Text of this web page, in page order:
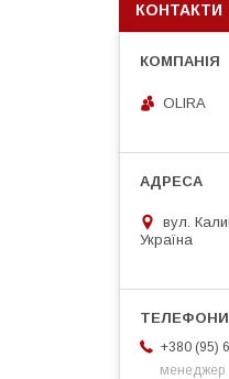
КОНТАКТИ
OLIRA
вул.
Україна
+380 (95)
менеджер